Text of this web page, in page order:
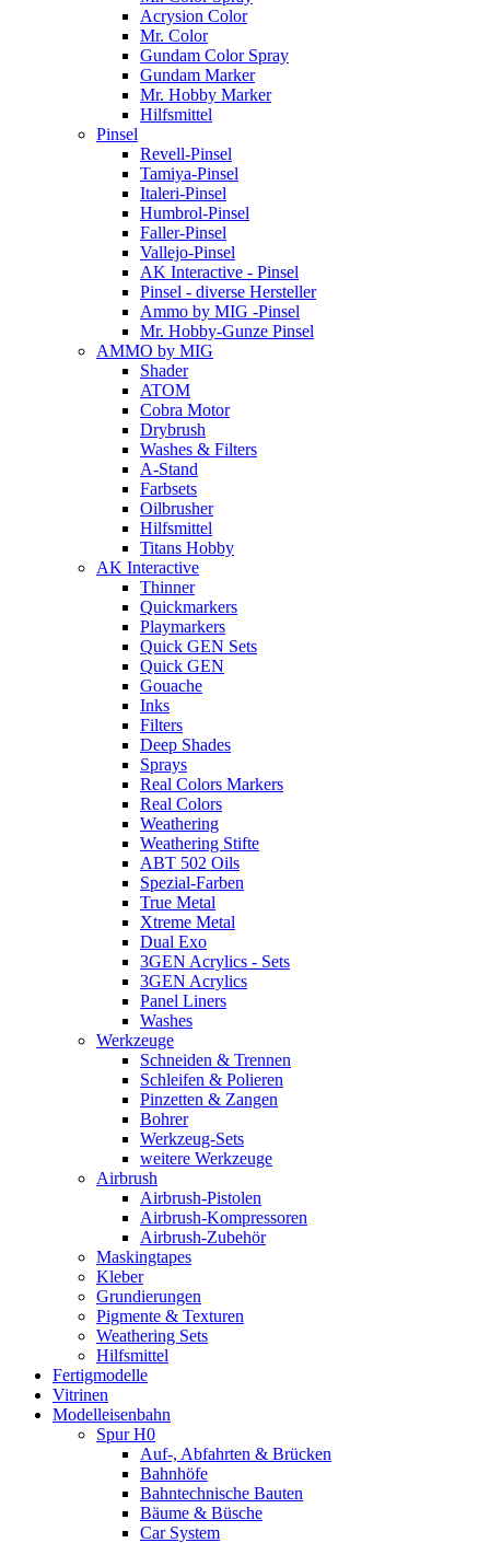
Acrysion Color
Mr. Color
Gundam Color Spray
Gundam Marker
Mr. Hobby Marker
Hilfsmittel
Pinsel
Revell-Pinsel
Tamiya-Pinsel
Italeri-Pinsel
Humbrol-Pinsel
Faller-Pinsel
Vallejo-Pinsel
AK Interactive - Pinsel
Pinsel - diverse Hersteller
Ammo by MIG -Pinsel
Mr. Hobby-Gunze Pinsel
AMMO by MIG
Shader
ATOM
Cobra Motor
Drybrush
Washes & Filters
A-Stand
Farbsets
Oilbrusher
Hilfsmittel
Titans Hobby
AK Interactive
Thinner
Quickmarkers
Playmarkers
Quick GEN Sets
Quick GEN
Gouache
Inks
Filters
Deep Shades
Sprays
Real Colors Markers
Real Colors
Weathering
Weathering Stifte
ABT 502 Oils
Spezial-Farben
True Metal
Xtreme Metal
Dual Exo
3GEN Acrylics - Sets
3GEN Acrylics
Panel Liners
Washes
Werkzeuge
Schneiden & Trennen
Schleifen & Polieren
Pinzetten & Zangen
Bohrer
Werkzeug-Sets
weitere Werkzeuge
Airbrush
Airbrush-Pistolen
Airbrush-Kompressoren
Airbrush-Zubehör
Maskingtapes
Kleber
Grundierungen
Pigmente & Texturen
Weathering Sets
Hilfsmittel
Fertigmodelle
Vitrinen
Modelleisenbahn
Spur H0
Auf-, Abfahrten & Brücken
Bahnhöfe
Bahntechnische Bauten
Bäume & Büsche
Car System